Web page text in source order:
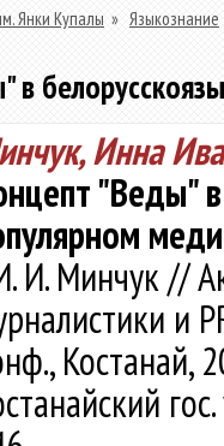
Янки Купалы » Языкознание
в
Инна
"Веды"
И. Минчук //
и
Костанай,